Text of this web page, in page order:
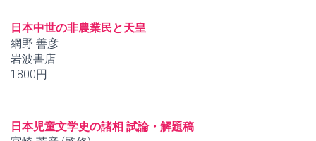
日本中世の非農業民と天皇
網野 善彦
岩波書店
1800円
日本児童文学史の諸相 試論・解題稿